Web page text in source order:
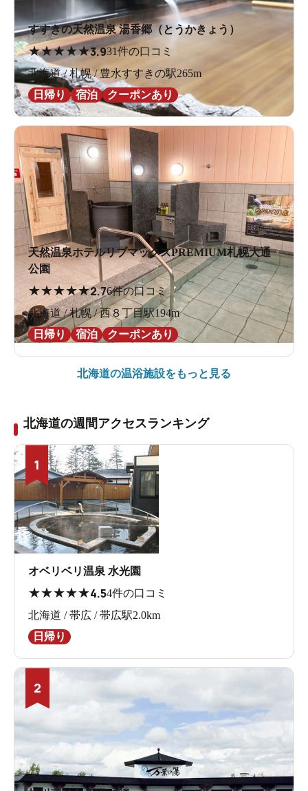
すすきの天然温泉 湯香郷（とうかきょう）
★★★★★3.931件の口コミ
北海道 / 札幌 / 豊水すすきの駅265m
日帰り
宿泊 クーポンあり
天然温泉ホテルリブマックスPREMIUM札幌大通
公園
★★★★★2.76件の口コミ
北海道 / 札幌 / 西８丁目駅194m
日帰り
宿泊 クーポンあり
北海道の温浴施設をもっと見る
北海道の週間アクセスランキング
1
オベリベリ温泉 水光園
★★★★★4.54件の口コミ
北海道 / 帯広 / 帯広駅2.0km
日帰り
2